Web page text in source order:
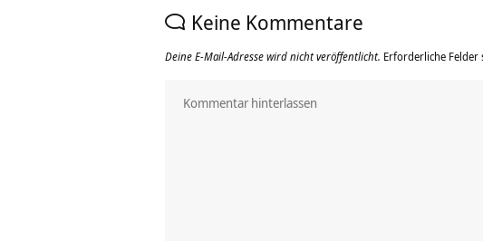
Keine Kommentare
Deine E-Mail-Adresse wird nicht veröffentlicht. Erforderliche Felder